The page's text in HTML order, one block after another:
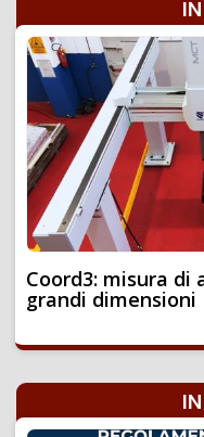
Coord3: misura di
grandi dimensioni